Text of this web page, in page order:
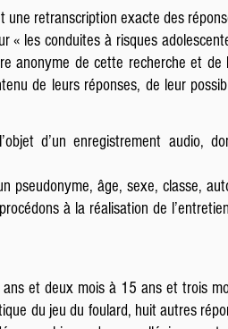
retranscription exacte des
les conduites à risques
anonyme de cette recherche et
de leurs réponses, de leur
d’un enregistrement audio,
pseudonyme, âge, sexe, classe,
à la réalisation de
et deux mois à 15 ans et trois
du jeu du foulard, huit autres